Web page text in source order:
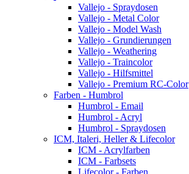
Vallejo - Spraydosen
Vallejo - Metal Color
Vallejo - Model Wash
Vallejo - Grundierungen
Vallejo - Weathering
Vallejo - Traincolor
Vallejo - Hilfsmittel
Vallejo - Premium RC-Color
Farben - Humbrol
Humbrol - Email
Humbrol - Acryl
Humbrol - Spraydosen
ICM, Italeri, Heller & Lifecolor
ICM - Acrylfarben
ICM - Farbsets
Lifecolor - Farben